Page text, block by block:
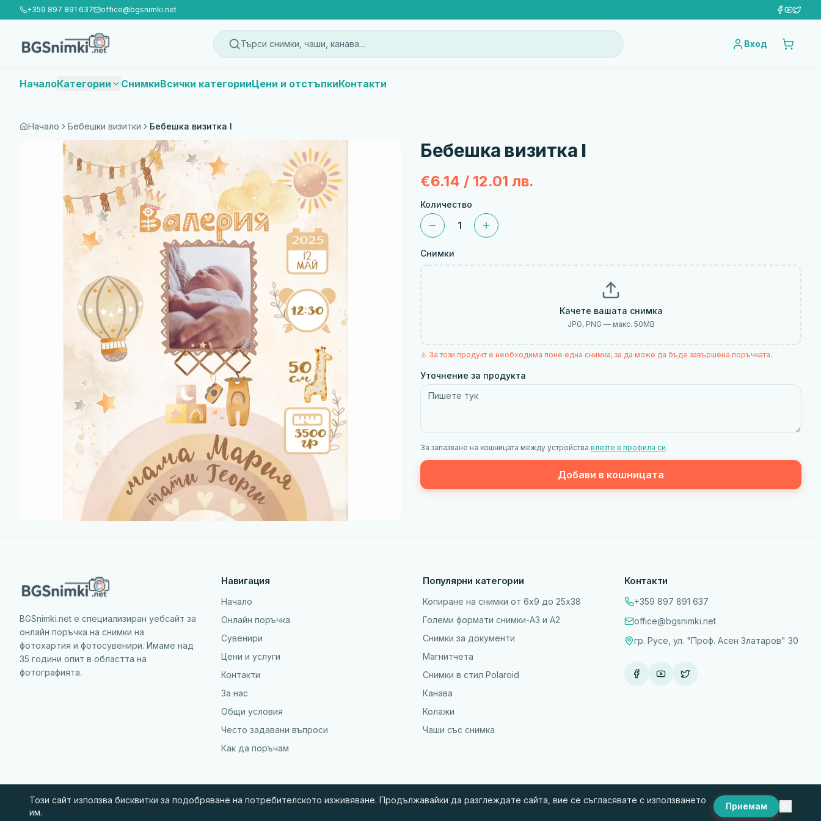
+359 897 891 637 office@bgsnimki.net
Търси снимки, чаши, канава… Вход
НачалоКатегории СнимкиВсички категорииЦени и отстъпкиКонтакти
Начало Бебешки визитки Бебешка визитка I
Бебешка визитка I
€6.14 / 12.01 лв.
Количество
1
Снимки
Качете вашата снимка
JPG, PNG — макс. 50MB
⚠️ За този продукт е необходима поне една снимка, за да може да бъде завършена поръчката.
Уточнение за продукта
За запазване на кошницата между устройства влезте в профила си.
Добави в кошницата
BGSnimki.net е специализиран уебсайт за
онлайн поръчка на снимки на
фотохартия и фотосувенири. Имаме над
35 години опит в областта на
фотографията.
Навигация
Начало
Онлайн поръчка
Сувенири
Цени и услуги
Контакти
За нас
Общи условия
Често задавани въпроси
Как да поръчам
Популярни категории
Копиране на снимки от 6x9 до 25х38
Големи формати снимки-А3 и А2
Снимки за документи
Магнитчета
Снимки в стил Polaroid
Канава
Колажи
Чаши със снимка
Контакти
+359 897 891 637
office@bgsnimki.net
гр. Русе, ул. "Проф. Асен Златаров" 30
Този сайт използва бисквитки за подобряване на потребителското изживяване. Продължавайки да разглеждате сайта, вие се съгласявате с използването
им.
Приемам